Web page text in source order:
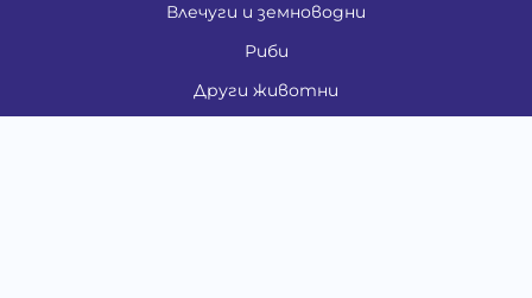
Влечуги и земноводни
Риби
Други животни